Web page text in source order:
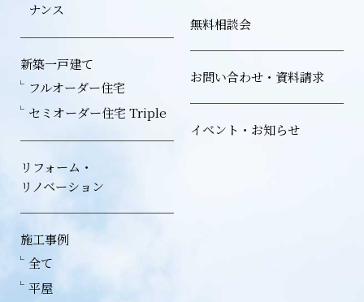
ナンス
新築一戸建て
フルオーダー住宅
セミオーダー住宅 Triple
リフォーム・
リノベーション
施工事例
全て
平屋
無料相談会
お問い合わせ・資料請求
イベント・お知らせ